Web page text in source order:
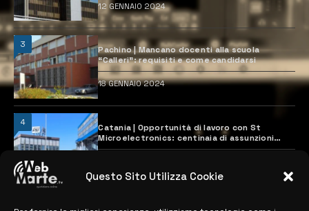
Questo Sito Utilizza Cookie
12 GENNAIO 2024
3
Pachino | Mancano docenti alla scuola
“Calleri”: requisiti e come candidarsi
18 GENNAIO 2024
4
Catania | Opportunità di lavoro con St
Microelectronics: centinaia di assunzioni
previste